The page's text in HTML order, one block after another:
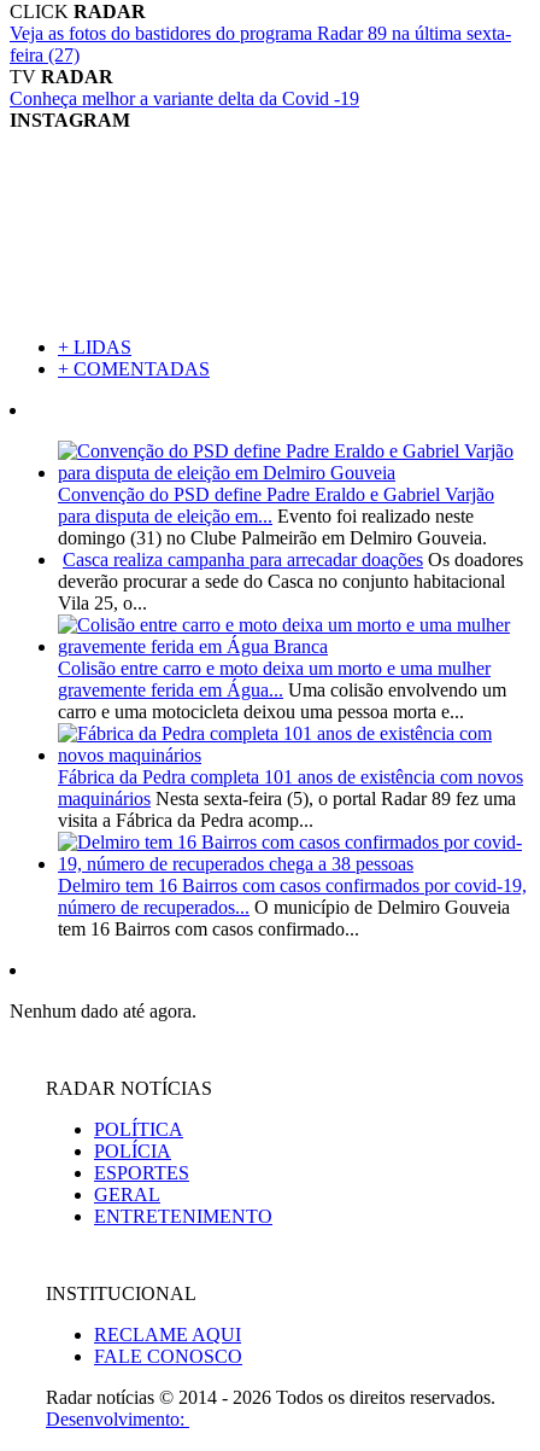
CLICK RADAR
Veja as fotos do bastidores do programa Radar 89 na última sexta-
feira (27)
TV RADAR
Conheça melhor a variante delta da Covid -19
INSTAGRAM
+ LIDAS
+ COMENTADAS
Convenção do PSD define Padre Eraldo e Gabriel Varjão
para disputa de eleição em... Evento foi realizado neste
domingo (31) no Clube Palmeirão em Delmiro Gouveia.
Casca realiza campanha para arrecadar doações Os doadores
deverão procurar a sede do Casca no conjunto habitacional
Vila 25, o...
Colisão entre carro e moto deixa um morto e uma mulher
gravemente ferida em Água... Uma colisão envolvendo um
carro e uma motocicleta deixou uma pessoa morta e...
Fábrica da Pedra completa 101 anos de existência com novos
maquinários Nesta sexta-feira (5), o portal Radar 89 fez uma
visita a Fábrica da Pedra acomp...
Delmiro tem 16 Bairros com casos confirmados por covid-19,
número de recuperados... O município de Delmiro Gouveia
tem 16 Bairros com casos confirmado...
Nenhum dado até agora.
RADAR NOTÍCIAS
POLÍTICA
POLÍCIA
ESPORTES
GERAL
ENTRETENIMENTO
INSTITUCIONAL
RECLAME AQUI
FALE CONOSCO
Radar notícias © 2014 - 2026 Todos os direitos reservados.
Desenvolvimento: